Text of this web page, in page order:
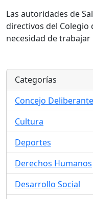
Las autoridades de
directivos del Colegio
necesidad de
Categorías
Concejo Deliberante
Cultura
Deportes
Derechos Humanos
Desarrollo Social